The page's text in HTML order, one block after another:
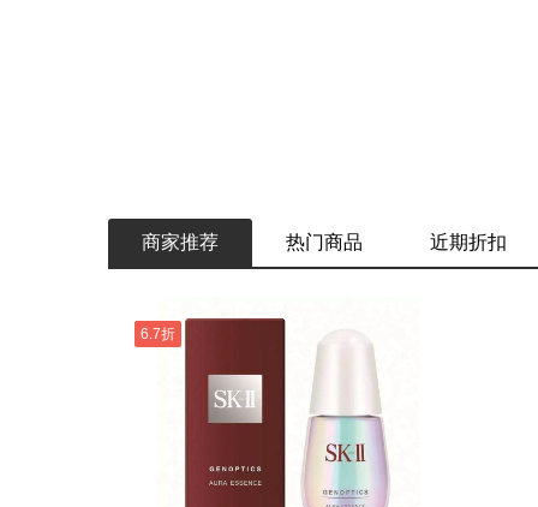
商家推荐 热门商品 近期折扣
6.7折